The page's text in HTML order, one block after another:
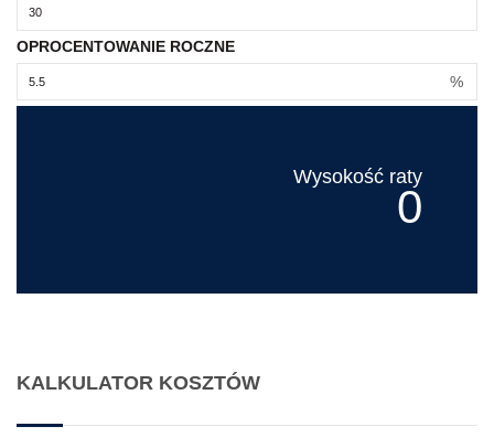
OPROCENTOWANIE ROCZNE
%
Wysokość raty
0
KALKULATOR KOSZTÓW